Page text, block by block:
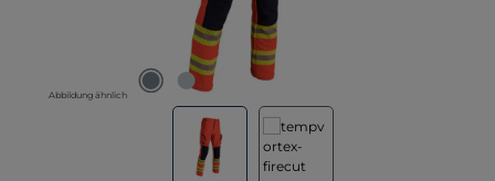
Abbildung ähnlich